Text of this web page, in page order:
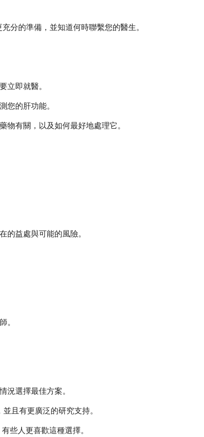
分的準備，並知道何時聯繫您的醫生。
立即就醫。
您的肝功能。
有關，以及如何最好地處理它。
的益處與可能的風險。
。
況選擇最佳方案。
且有更廣泛的研究支持。
些人更喜歡這種選擇。